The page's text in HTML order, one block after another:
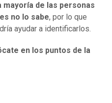
mayoría de las personas
no lo sabe, por lo que
ayudar a identificarlos.
en los puntos de la